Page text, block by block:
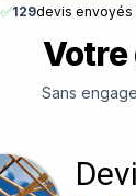
✅129devis envoyés
Votre
Sans